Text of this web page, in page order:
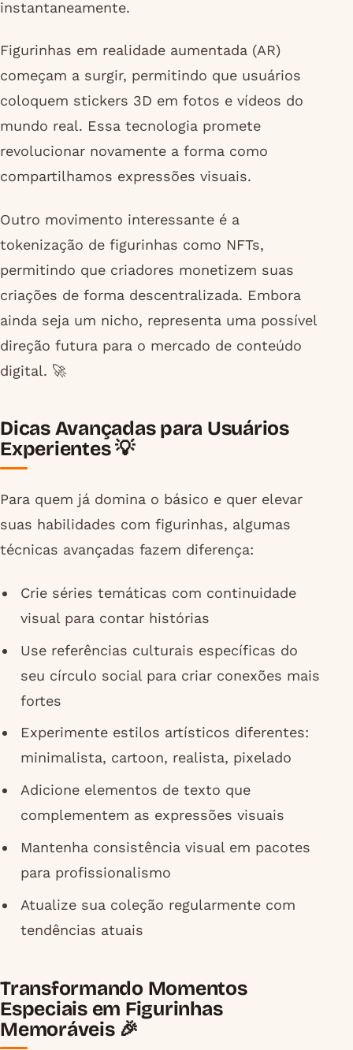
instantaneamente.
Figurinhas em realidade aumentada (AR)
começam a surgir, permitindo que usuários
coloquem stickers 3D em fotos e vídeos do
mundo real. Essa tecnologia promete
revolucionar novamente a forma como
compartilhamos expressões visuais.
Outro movimento interessante é a
tokenização de figurinhas como NFTs,
permitindo que criadores monetizem suas
criações de forma descentralizada. Embora
ainda seja um nicho, representa uma possível
direção futura para o mercado de conteúdo
digital. 🚀
Dicas Avançadas para Usuários
Experientes 💡
Para quem já domina o básico e quer elevar
suas habilidades com figurinhas, algumas
técnicas avançadas fazem diferença:
Crie séries temáticas com continuidade
visual para contar histórias
Use referências culturais específicas do
seu círculo social para criar conexões mais
fortes
Experimente estilos artísticos diferentes:
minimalista, cartoon, realista, pixelado
Adicione elementos de texto que
complementem as expressões visuais
Mantenha consistência visual em pacotes
para profissionalismo
Atualize sua coleção regularmente com
tendências atuais
Transformando Momentos
Especiais em Figurinhas
Memoráveis 🎉